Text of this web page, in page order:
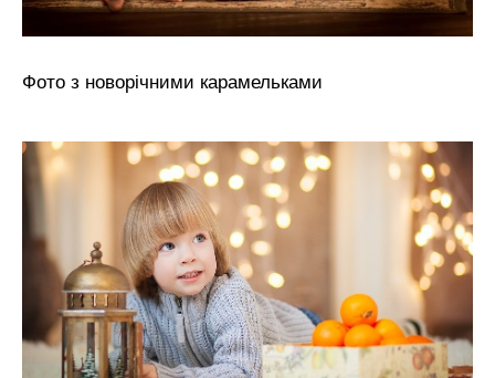
Фото з новорічними карамельками